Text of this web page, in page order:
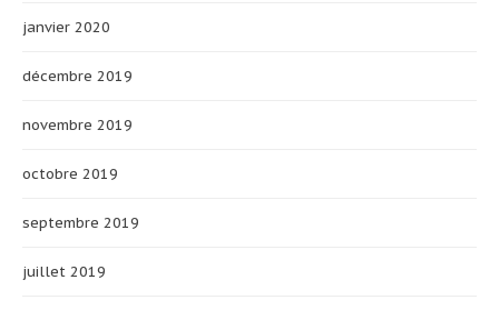
janvier 2020
décembre 2019
novembre 2019
octobre 2019
septembre 2019
juillet 2019